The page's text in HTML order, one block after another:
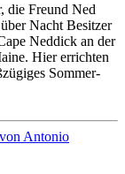
die Freund Ned
Nacht Besitzer
Neddick an der
Hier er­rich­ten
Som­mer­